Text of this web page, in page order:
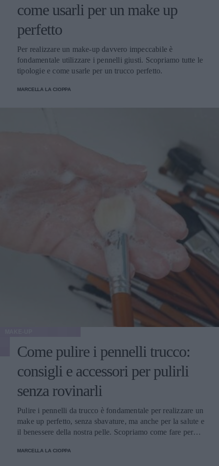
come usarli per un make up
perfetto
Per realizzare un make-up davvero impeccabile è
fondamentale utilizzare i pennelli giusti. Scopriamo tutte le
tipologie e come usarle per un trucco perfetto.
MARCELLA LA CIOPPA
Come pulire i pennelli trucco:
consigli e accessori per pulirli
senza rovinarli
Pulire i pennelli da trucco è fondamentale per realizzare un
make up perfetto, senza sbavature, ma anche per la salute e
il benessere della nostra pelle. Scopriamo come fare per
MARCELLA LA CIOPPA